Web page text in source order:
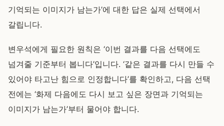
기억되는 이미지가 남는가’에 대한 답은 실제 선택에서
갈립니다.
변우석에게 필요한 원칙은 ‘이번 결과를 다음 선택에도
넘겨줄 기준부터 봅니다’입니다. ‘같은 결과를 다시 만들 수
있어야 타고난 힘으로 인정합니다’를 확인하고, 다음 선택
전에는 ‘화제 다음에도 다시 보고 싶은 장면과 기억되는
이미지가 남는가’부터 물어야 합니다.